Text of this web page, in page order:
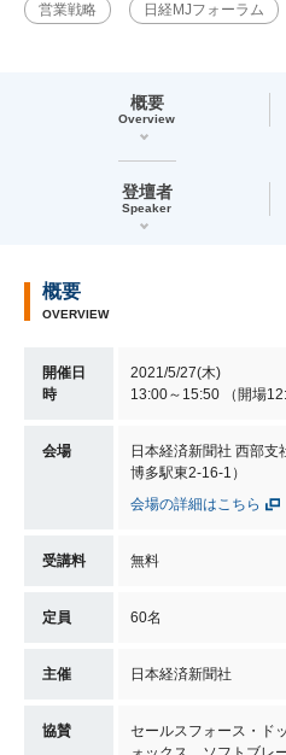
営業戦略 日経MJフォーラム
概要
Overview
登壇者
Speaker
概要
OVERVIEW
開催日
時
2021/5/27(木)
13:00～15:50 （開場
会場
日本経済新聞社 西部支
博多駅東2-16-1）
会場の詳細はこちら
受講料 無料
定員 60名
主催 日本経済新聞社
協賛
セールスフォース・ド